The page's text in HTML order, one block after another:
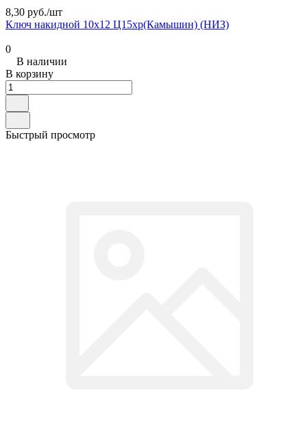
8,30 руб./шт
Ключ накидной 10х12 Ц15хр(Камышин) (НИЗ)
0
В наличии
В корзину
Быстрый просмотр